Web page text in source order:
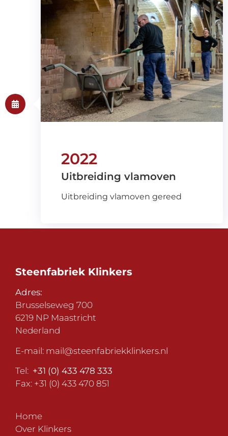
2022
Uitbreiding vlamoven
Uitbreiding vlamoven gereed
Steenfabriek Klinkers
Adres:
Brusselseweg 700
6219 NP Maastricht
Nederland
E-mail: mail@steenfabriekklinkers.nl
Tel: +31 (0) 433 478 333
Fax: +31 (0) 433 470 851
Home
Over Klinkers